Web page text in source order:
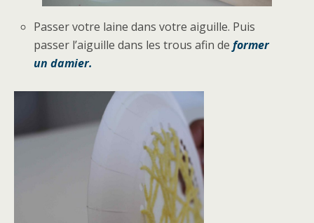
Passer votre laine dans votre aiguille. Puis
passer l’aiguille dans les trous afin deformer
un damier.